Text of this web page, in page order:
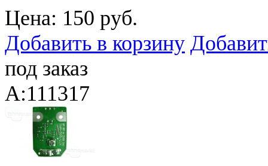
Цена: 150 руб.
Добавить в корзину
под заказ
A:111317